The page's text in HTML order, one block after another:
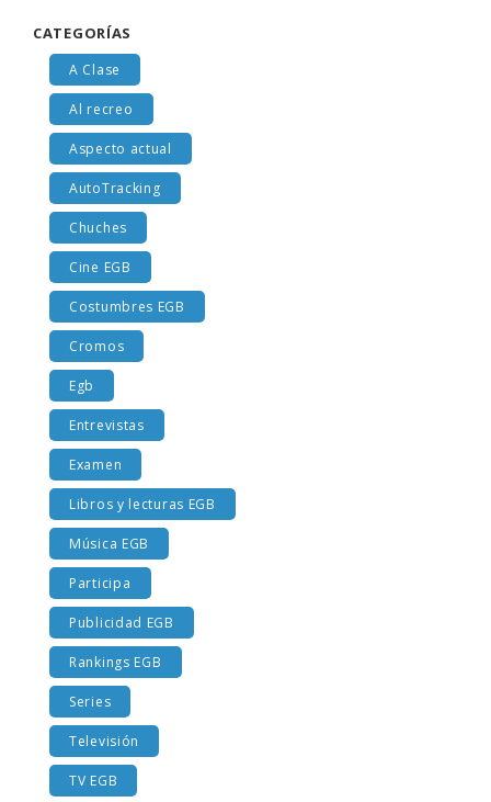
CATEGORÍAS
A Clase
Al recreo
Aspecto actual
AutoTracking
Chuches
Cine EGB
Costumbres EGB
Cromos
Egb
Entrevistas
Examen
Libros y lecturas EGB
Música EGB
Participa
Publicidad EGB
Rankings EGB
Series
Televisión
TV EGB